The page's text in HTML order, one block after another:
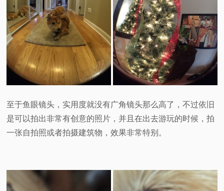
至于鱼眼镜头，实用度就没有广角镜头那么高了，不过依旧
是可以拍出非常有创意的照片，并且在出去游玩的时候，拍
一张自拍照或者拍摄建筑物，效果非常特别。